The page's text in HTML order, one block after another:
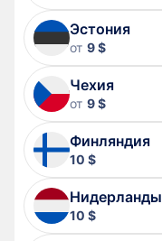
Эстония
от 9 $
Чехия
от 9 $
Финляндия
10 $
Нидерланды
10 $